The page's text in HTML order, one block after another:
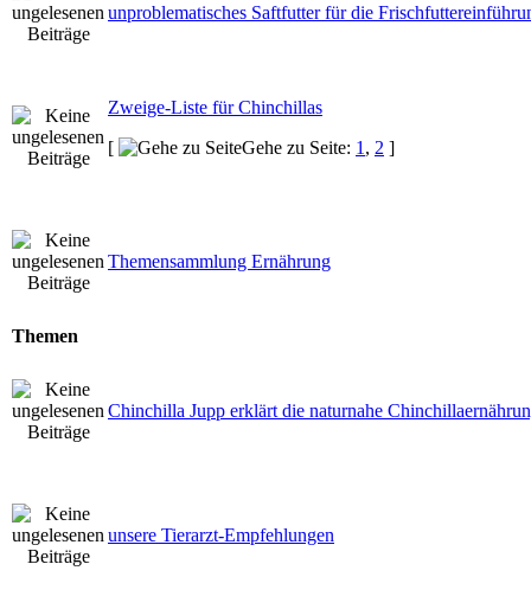
unproblematisches Saftfutter für die
Zweige-Liste für Chinchillas
[
Gehe zu Seite: 1 , 2 ]
Themensammlung Ernährung
Themen
Chinchilla Jupp erklärt die naturnahe
unsere Tierarzt-Empfehlungen